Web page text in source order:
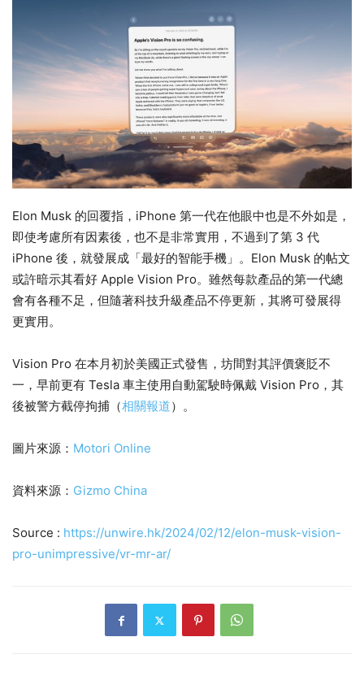
Elon Musk 的回覆指，iPhone 第一代在他眼中也是不外如是，
即使考慮所有因素後，也不是非常實用，不過到了第 3 代
iPhone 後，就發展成「最好的智能手機」。Elon Musk 的帖文
或許暗示其看好 Apple Vision Pro。雖然每款產品的第一代總
會有各種不足，但隨著科技升級產品不停更新，其將可發展得
更實用。
Vision Pro 在本月初於美國正式發售，坊間對其評價褒貶不
一，早前更有 Tesla 車主使用自動駕駛時佩戴 Vision Pro，其
後被警方截停拘捕（相關報道）。
圖片來源： Motori Online
資料來源： Gizmo China
Source : https://unwire.hk/2024/02/12/elon-musk-vision-
pro-unimpressive/vr-mr-ar/